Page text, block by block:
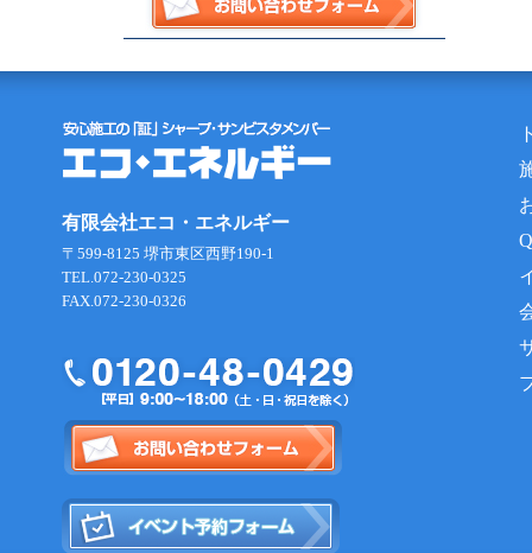
有限会社エコ・エネルギー
〒599-8125 堺市東区西野190-1
TEL.072-230-0325
FAX.072-230-0326